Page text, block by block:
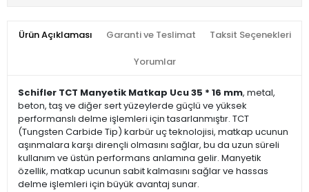
Ürün Açıklaması Garanti ve Teslimat Taksit Seçenekleri
Yorumlar
Schifler TCT Manyetik Matkap Ucu 35 * 16 mm, metal,
beton, taş ve diğer sert yüzeylerde güçlü ve yüksek
performanslı delme işlemleri için tasarlanmıştır. TCT
(Tungsten Carbide Tip) karbür uç teknolojisi, matkap ucunun
aşınmalara karşı dirençli olmasını sağlar, bu da uzun süreli
kullanım ve üstün performans anlamına gelir. Manyetik
özellik, matkap ucunun sabit kalmasını sağlar ve hassas
delme işlemleri için büyük avantaj sunar.